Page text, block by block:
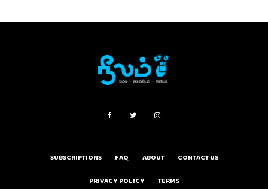
SUBSCRIPTIONS FAQ ABOUT CONTACT US
PRIVACY POLICY TERMS